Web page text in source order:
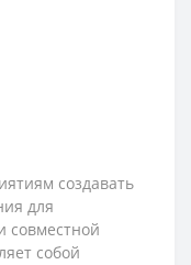
создавать
для
совместной
собой